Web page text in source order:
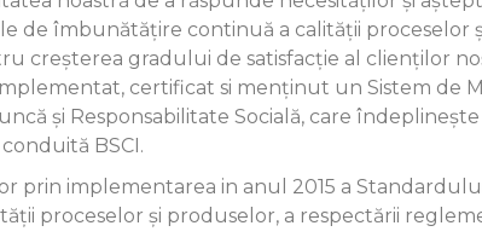
de îmbunătățire continuă a calității
creșterea gradului de satisfacție al clienților
implementat, certificat si menținut un Sistem
și Responsabilitate Socială, care
BSCI.
prin implementarea in anul 2015 a
proceselor și produselor, a respectării